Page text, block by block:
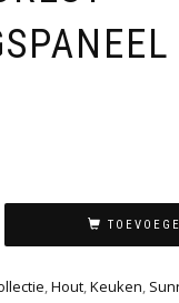
,Hout,Keuken,